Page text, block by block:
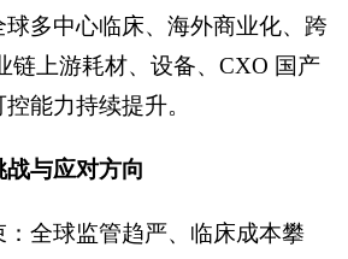
多中心临床、海外商业化、跨
链上游耗材、设备、CXO 国产
能力持续提升。
战与应对方向
全球监管趋严、临床成本攀